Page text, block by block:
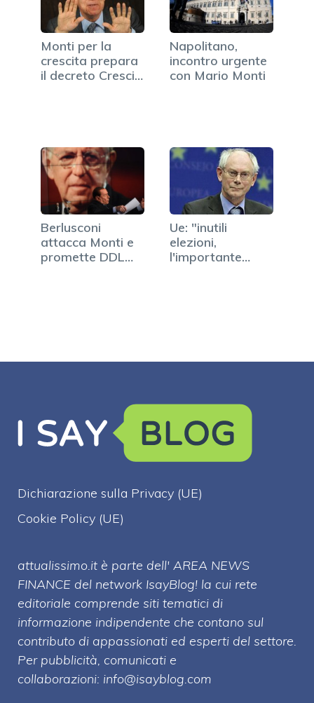
Monti per la
crescita prepara
il decreto Cresci-
Napolitano,
incontro urgente
con Mario Monti
Berlusconi
attacca Monti e
promette DDL
Ue: "inutili
elezioni,
l'importante
Dichiarazione sulla Privacy (UE)
Cookie Policy (UE)
attualissimo.it è parte dell' AREA NEWS
FINANCE del network IsayBlog! la cui rete
editoriale comprende siti tematici di
informazione indipendente che contano sul
contributo di appassionati ed esperti del settore.
Per pubblicità, comunicati e
collaborazioni: info@isayblog.com